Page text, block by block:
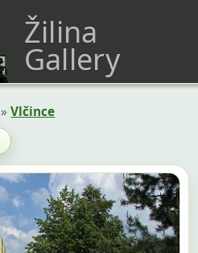
Žilina
Gallery
»Vlčince